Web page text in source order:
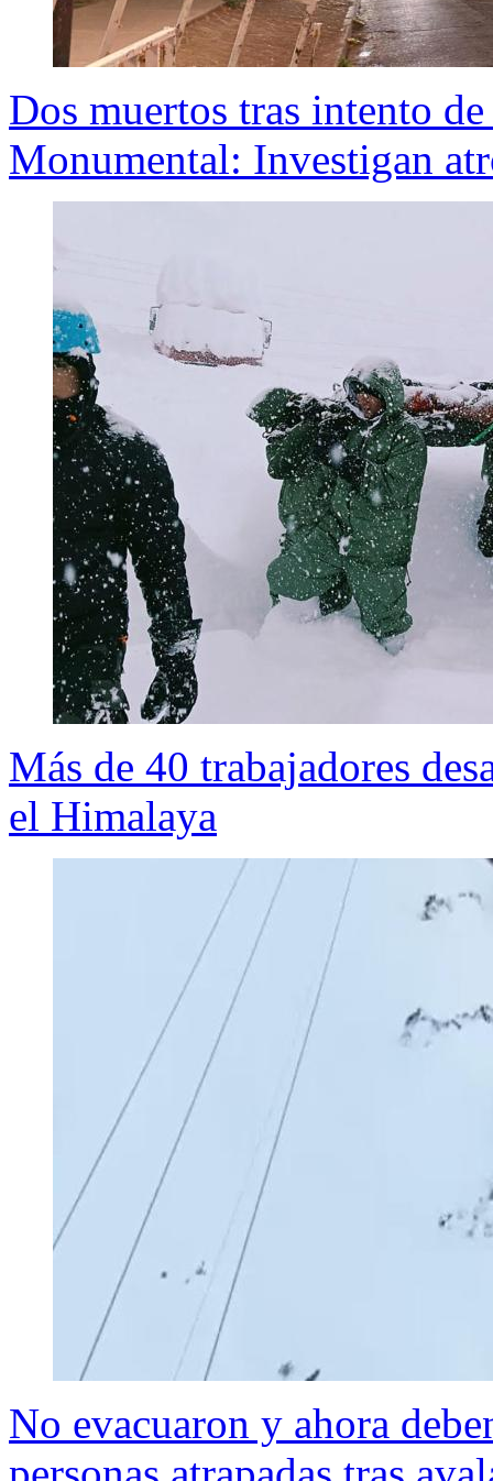
Dos muertos tras intento
Monumental: Investigan
Más de 40 trabajadores
el Himalaya
No evacuaron y ahora